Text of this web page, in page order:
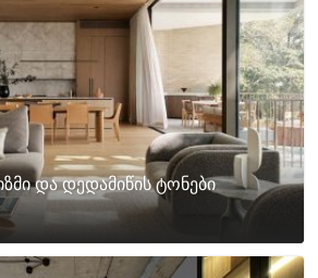
და დედამიწის ტონები